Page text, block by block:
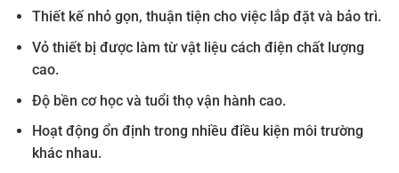
Thiết kế nhỏ gọn, thuận tiện cho việc lắp đặt và bảo trì.
Vỏ thiết bị được làm từ vật liệu cách điện chất lượng
cao.
Độ bền cơ học và tuổi thọ vận hành cao.
Hoạt động ổn định trong nhiều điều kiện môi trường
khác nhau.